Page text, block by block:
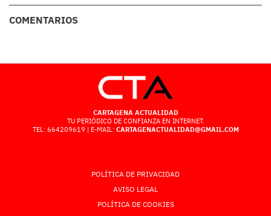
COMENTARIOS
CARTAGENA ACTUALIDAD
TU PERIÓDICO DE CONFIANZA EN INTERNET.
TEL: 664209619 | E-MAIL: CARTAGENACTUALIDAD@GMAIL.COM
POLÍTICA DE PRIVACIDAD
AVISO LEGAL
POLÍTICA DE COOKIES